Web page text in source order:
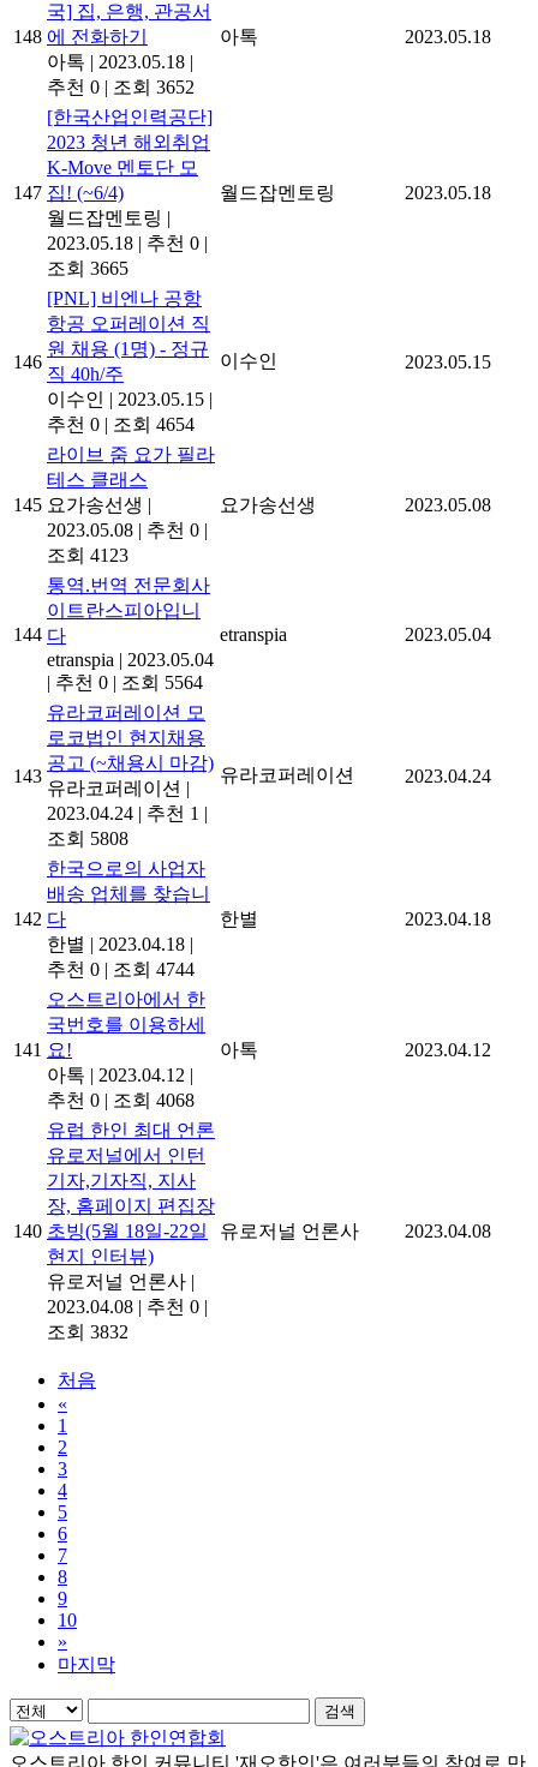
148
국] 집, 은행, 관공서
에 전화하기
아톡 | 2023.05.18 |
추천 0 | 조회 3652
아톡 2023.05.18
147
[한국산업인력공단]
2023 청년 해외취업
K-Move 멘토단 모
집! (~6/4)
월드잡멘토링 |
2023.05.18 | 추천 0 |
조회 3665
월드잡멘토링 2023.05.18
146
[PNL] 비엔나 공항
항공 오퍼레이션 직
원 채용 (1명) - 정규
직 40h/주
이수인 | 2023.05.15 |
추천 0 | 조회 4654
이수인 2023.05.15
145
라이브 줌 요가 필라
테스 클래스
요가송선생 |
2023.05.08 | 추천 0 |
조회 4123
요가송선생 2023.05.08
144
통역.번역 전문회사
이트란스피아입니
다
etranspia | 2023.05.04
| 추천 0 | 조회 5564
etranspia 2023.05.04
143
유라코퍼레이션 모
로코법인 현지채용
공고 (~채용시 마감)
유라코퍼레이션 |
2023.04.24 | 추천 1 |
조회 5808
유라코퍼레이션 2023.04.24
142
한국으로의 사업자
배송 업체를 찾습니
다
한별 | 2023.04.18 |
추천 0 | 조회 4744
한별 2023.04.18
141
오스트리아에서 한
국번호를 이용하세
요!
아톡 | 2023.04.12 |
추천 0 | 조회 4068
아톡 2023.04.12
140
유럽 한인 최대 언론
유로저널에서 인턴
기자,기자직, 지사
장, 홈페이지 편집장
초빙(5월 18일-22일
현지 인터뷰)
유로저널 언론사 |
2023.04.08 | 추천 0 |
조회 3832
유로저널 언론사 2023.04.08
처음
«
1
2
3
4
5
6
7
8
9
10
»
마지막
검색